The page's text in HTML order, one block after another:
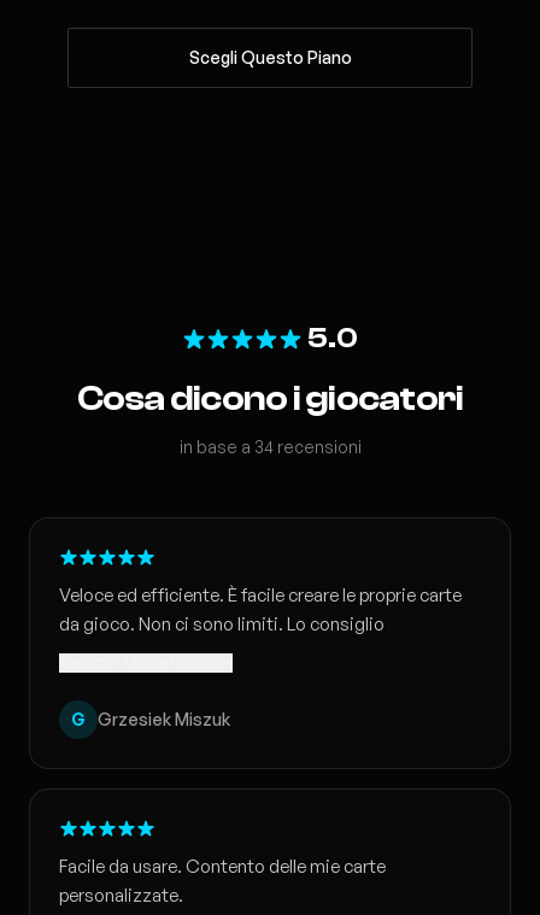
Scegli Questo Piano
5.0
Cosa dicono i giocatori
in base a 34 recensioni
Veloce ed efficiente. È facile creare le proprie carte
da gioco. Non ci sono limiti. Lo consiglio
G Grzesiek Miszuk
Facile da usare. Contento delle mie carte
personalizzate.